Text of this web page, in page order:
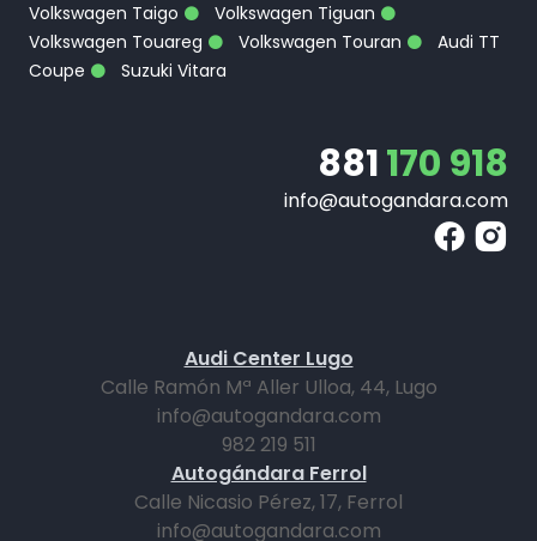
Volkswagen Taigo
Volkswagen Tiguan
Volkswagen Touareg
Volkswagen Touran
Audi TT
Coupe
Suzuki Vitara
881170 918
info@autogandara.com
Audi Center Lugo
Calle Ramón Mª Aller Ulloa, 44, Lugo
info@autogandara.com
982 219 511
Autogándara Ferrol
Calle Nicasio Pérez, 17, Ferrol
info@autogandara.com